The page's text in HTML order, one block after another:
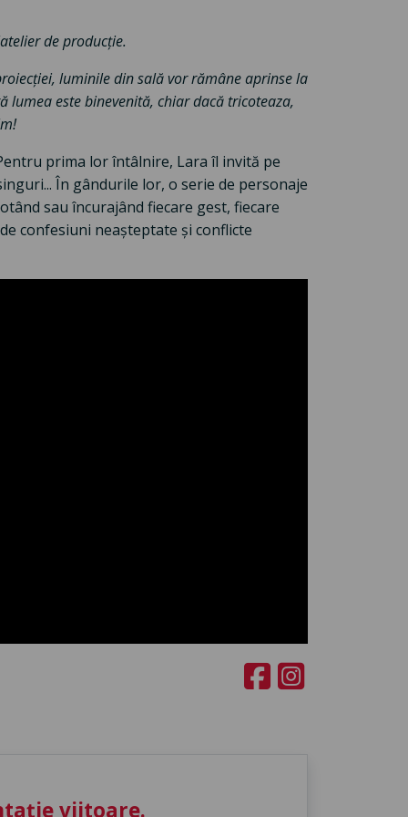
de producție.
luminile din sală vor rămâne aprinse la
este binevenită, chiar dacă tricoteaza,
prima lor întâlnire, Lara îl invită pe
În gândurile lor, o serie de personaje
sau încurajând fiecare gest, fiecare
confesiuni neașteptate și conflicte
viitoare.